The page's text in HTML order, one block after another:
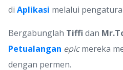
di Aplikasi melalui
Bergabunglah Tiffi dan
Petualangan epicmereka
dengan permen.